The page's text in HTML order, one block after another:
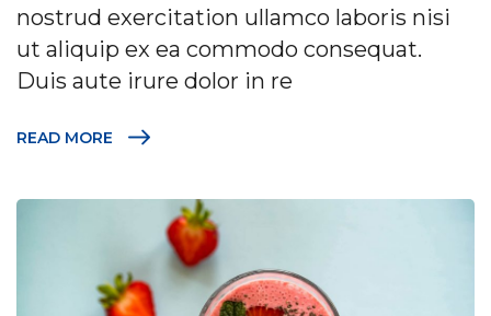
nostrud exercitation ullamco laboris nisi
ut aliquip ex ea commodo consequat.
Duis aute irure dolor in re
READ MORE